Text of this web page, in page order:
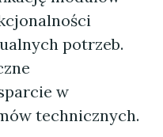
potrzeb.
w
technicznych.